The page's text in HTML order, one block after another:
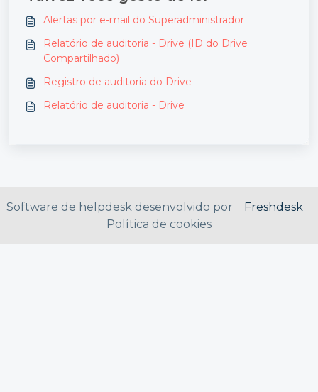
Alertas por e-mail do Superadministrador
Relatório de auditoria - Drive (ID do Drive
Compartilhado)
Registro de auditoria do Drive
Relatório de auditoria - Drive
Software de helpdesk desenvolvido por
Freshdesk
Política de cookies